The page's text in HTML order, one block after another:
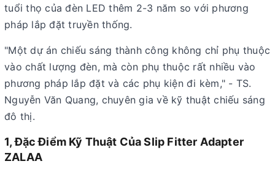
tuổi thọ của đèn LED thêm 2-3 năm so với phương
pháp lắp đặt truyền thống.
"Một dự án chiếu sáng thành công không chỉ phụ thuộc
vào chất lượng đèn, mà còn phụ thuộc rất nhiều vào
phương pháp lắp đặt và các phụ kiện đi kèm," - TS.
Nguyễn Văn Quang, chuyên gia về kỹ thuật chiếu sáng
đô thị.
1, Đặc Điểm Kỹ Thuật Của Slip Fitter Adapter
ZALAA